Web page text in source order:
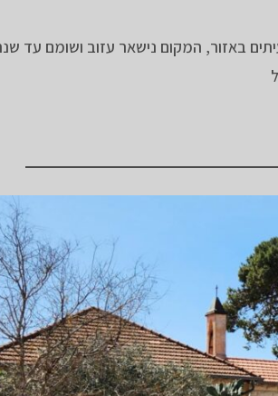
המקום נישאר עזוב ושומם עד שנת